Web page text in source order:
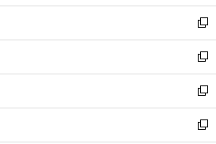
ウ
ィ
ン
ド
ウ
で
開
く
し
い
ウ
ィ
ン
ド
ウ
で
新
し
い
ウ
ィ
ン
ド
新
し
い
ウ
ィ
新
し
い
新